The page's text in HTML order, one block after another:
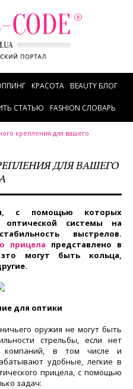
КРАСОТА BEAUTY БЛОГ
СТАТЬЮ FASHION СЛОВАРЬ
крепления для вашего
ДЛЯ ВАШЕГО
с помощью которых
оптической системы на
выстрелов.
прицела представлено в
могут быть кольца,
для оптики
оружия не могут быть
стрельбы, если нет
компаний, в том числе и
удобные, легкие в
прицела, с помощью
задач: